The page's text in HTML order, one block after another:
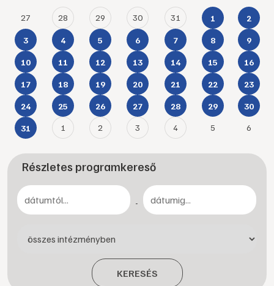
27 28 29 30 31 1 2
3 4 5 6 7 8 9
10 11 12 13 14 15 16
17 18 19 20 21 22 23
24 25 26 27 28 29 30
31 1 2 3 4 5 6
Részletes programkereső
-
KERESÉS